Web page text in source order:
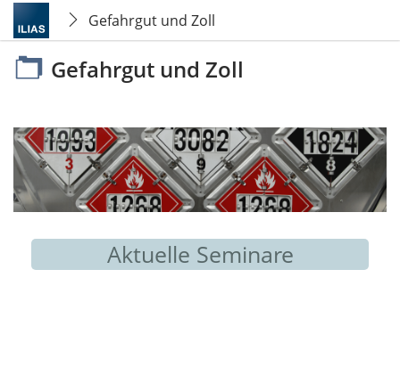
Gefahrgut und Zoll
Gefahrgut und Zoll
Aktuelle Seminare